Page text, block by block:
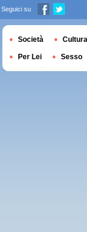
Seguici su
Società Cultura
Per Lei Sesso